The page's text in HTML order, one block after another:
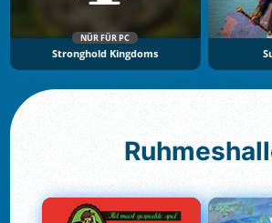
NÜR FÜR PC
Stronghold Kingdoms